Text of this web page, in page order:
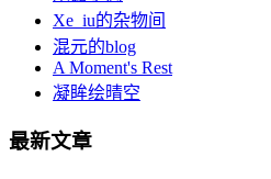
Xe_iu的杂物间
混元的blog
A Moment's Rest
凝眸绘晴空
最新文章